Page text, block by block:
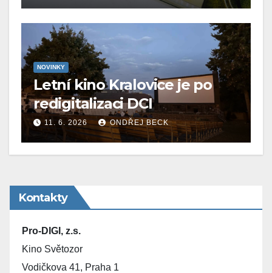
NOVINKY
Letní kino Kralovice je po
redigitalizaci DCI
11. 6. 2026 ONDŘEJ BECK
Kontakty
Pro-DIGI, z.s.
Kino Světozor
Vodičkova 41, Praha 1